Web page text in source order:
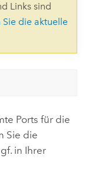
Links sind
Sie die aktuelle
Ports für die
Sie die
in Ihrer